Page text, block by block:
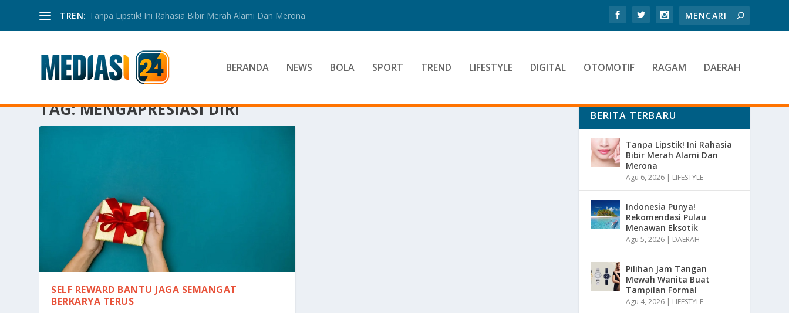
TREN: Tanpa Lipstik! Ini Rahasia Bibir Merah Alami Dan Merona
BERANDA NEWS BOLA SPORT TREND LIFESTYLE DIGITAL OTOMOTIF RAGAM DAERAH
TAG:MENGAPRESIASI DIRI
SELF REWARD BANTU JAGA SEMANGAT
BERKARYA TERUS
BERITA TERBARU
Tanpa Lipstik! Ini Rahasia
Bibir Merah Alami Dan
Merona
Agu 6, 2026 | LIFESTYLE
Indonesia Punya!
Rekomendasi Pulau
Menawan Eksotik
Agu 5, 2026 | DAERAH
Pilihan Jam Tangan
Mewah Wanita Buat
Tampilan Formal
Agu 4, 2026 | LIFESTYLE